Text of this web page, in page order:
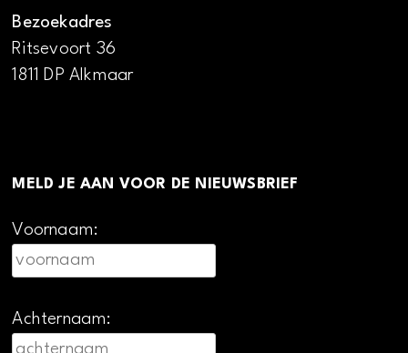
Bezoekadres
Ritsevoort 36
1811 DP Alkmaar
MELD JE AAN VOOR DE NIEUWSBRIEF
Voornaam:
Achternaam: